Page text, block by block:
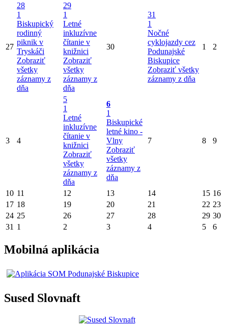
27
28
1
Biskupický
rodinný
piknik v
Tryskáči
Zobraziť
všetky
záznamy z
dňa
29
1
Letné
inkluzívne
čítanie v
knižnici
Zobraziť
všetky
záznamy z
dňa
30
31
1
Nočné
cyklojazdy cez
Podunajské
Biskupice
Zobraziť všetky
záznamy z dňa
1 2
3 4
5
1
Letné
inkluzívne
čítanie v
knižnici
Zobraziť
všetky
záznamy z
dňa
6
1
Biskupické
letné kino -
Vlny
Zobraziť
všetky
záznamy z
dňa
7 8 9
10 11 12 13 14 15 16
17 18 19 20 21 22 23
24 25 26 27 28 29 30
31 1 2 3 4 5 6
Mobilná aplikácia
Sused Slovnaft